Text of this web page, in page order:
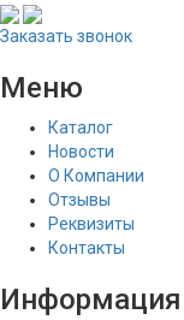
Заказать звонок
Меню
Каталог
Новости
О Компании
Отзывы
Реквизиты
Контакты
Информация